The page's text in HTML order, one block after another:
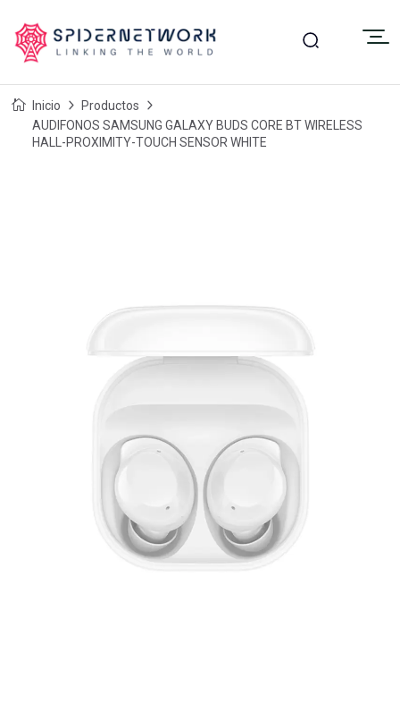
Inicio
Productos
AUDIFONOS SAMSUNG GALAXY BUDS CORE BT WIRELESS
HALL-PROXIMITY-TOUCH SENSOR WHITE